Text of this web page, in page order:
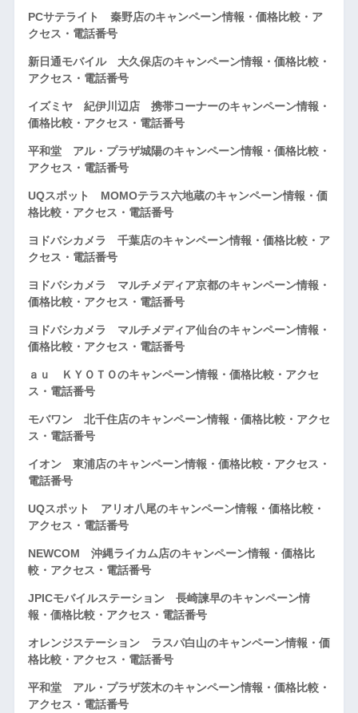
PCサテライト 秦野店のキャンペーン情報・価格比較・ア
クセス・電話番号
新日通モバイル 大久保店のキャンペーン情報・価格比較・
アクセス・電話番号
イズミヤ 紀伊川辺店 携帯コーナーのキャンペーン情報・
価格比較・アクセス・電話番号
平和堂 アル・プラザ城陽のキャンペーン情報・価格比較・
アクセス・電話番号
UQスポット MOMOテラス六地蔵のキャンペーン情報・価
格比較・アクセス・電話番号
ヨドバシカメラ 千葉店のキャンペーン情報・価格比較・ア
クセス・電話番号
ヨドバシカメラ マルチメディア京都のキャンペーン情報・
価格比較・アクセス・電話番号
ヨドバシカメラ マルチメディア仙台のキャンペーン情報・
価格比較・アクセス・電話番号
ａｕ ＫＹＯＴＯのキャンペーン情報・価格比較・アクセ
ス・電話番号
モバワン 北千住店のキャンペーン情報・価格比較・アクセ
ス・電話番号
イオン 東浦店のキャンペーン情報・価格比較・アクセス・
電話番号
UQスポット アリオ八尾のキャンペーン情報・価格比較・
アクセス・電話番号
NEWCOM 沖縄ライカム店のキャンペーン情報・価格比
較・アクセス・電話番号
JPICモバイルステーション 長崎諫早のキャンペーン情
報・価格比較・アクセス・電話番号
オレンジステーション ラスパ白山のキャンペーン情報・価
格比較・アクセス・電話番号
平和堂 アル・プラザ茨木のキャンペーン情報・価格比較・
アクセス・電話番号